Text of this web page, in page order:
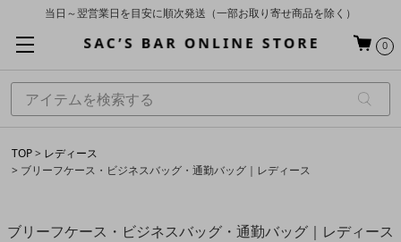
当日～翌営業日を目安に順次発送（一部お取り寄せ商品を除く）
基本配送料 ¥550(沖縄・離島を除く)
0
TOP
レディース
ブリーフケース・ビジネスバッグ・通勤バッグ｜レディース
ブリーフケース・ビジネスバッグ・通勤バッグ｜レディース